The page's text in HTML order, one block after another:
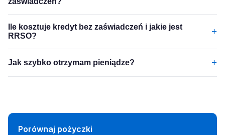
Ile kosztuje kredyt bez zaświadczeń i jakie jest
RRSO?
+
Jak szybko otrzymam pieniądze? +
Porównaj pożyczki